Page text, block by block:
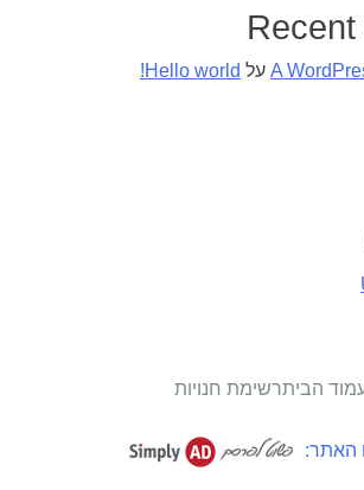
A על Hello world!
הביתרשימת חנויות
האתר: